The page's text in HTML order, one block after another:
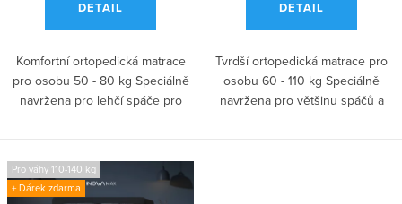
DETAIL
Komfortní ortopedická matrace
pro osobu 50 - 80 kg Speciálně
navržena pro lehčí spáče pro
DETAIL
Tvrdší ortopedická matrace pro
osobu 60 - 110 kg Speciálně
navržena pro většinu spáčů a
Pro váhy 110-140 kg
+ Dárek zdarma